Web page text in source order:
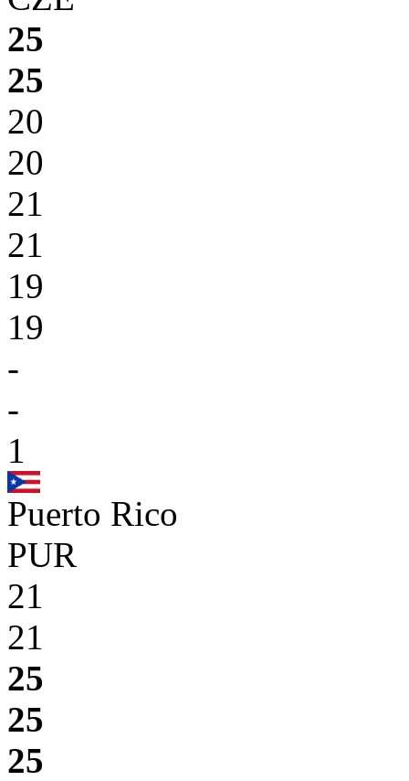
25
25
20
20
21
21
19
19
-
-
1
Puerto Rico
PUR
21
21
25
25
25